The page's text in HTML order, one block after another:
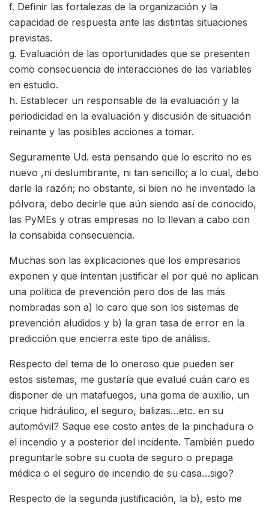
f. Definir las fortalezas de la organización y la
capacidad de respuesta ante las distintas situaciones
previstas.
g. Evaluación de las oportunidades que se presenten
como consecuencia de interacciones de las variables
en estudio.
h. Establecer un responsable de la evaluación y la
periodicidad en la evaluación y discusión de situación
reinante y las posibles acciones a tomar.
Seguramente Ud. esta pensando que lo escrito no es
nuevo ,ni deslumbrante, ni tan sencillo; a lo cual, debo
darle la razón; no obstante, si bien no he inventado la
pólvora, debo decirle que aún siendo así de conocido,
las PyMEs y otras empresas no lo llevan a cabo con
la consabida consecuencia.
Muchas son las explicaciones que los empresarios
exponen y que intentan justificar el por qué no aplican
una política de prevención pero dos de las más
nombradas son a) lo caro que son los sistemas de
prevención aludidos y b) la gran tasa de error en la
predicción que encierra este tipo de análisis.
Respecto del tema de lo oneroso que pueden ser
estos sistemas, me gustaría que evalué cuán caro es
disponer de un matafuegos, una goma de auxilio, un
crique hidráulico, el seguro, balizas…etc. en su
automóvil? Saque ese costo antes de la pinchadura o
el incendio y a posterior del incidente. También puedo
preguntarle sobre su cuota de seguro o prepaga
médica o el seguro de incendio de su casa…sigo?
Respecto de la segunda justificación, la b), esto me